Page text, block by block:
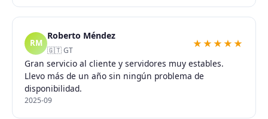
RM
Roberto Méndez
🇬🇹 GT
★★★★★
Gran servicio al cliente y servidores muy estables.
Llevo más de un año sin ningún problema de
disponibilidad.
2025-09